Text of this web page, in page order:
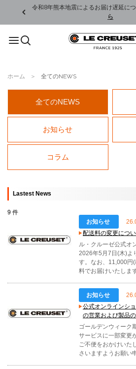
令和8年熊本地震によるお届け遅延に
ら
ホーム 全てのNEWS
全てのNEWS
お知らせ
コラム
Lastest News
9 件
お知らせ
配送料の変更につ
ル・クルーゼ公式オ
2026年5月7日(木)よ
す。なお、11,000円
料でお届けいたします
お知らせ
公式オンラインシ
の営業および製品
ゴールデンウィーク
サービスに一部変更
ご不便をおかけいた
さいますようお願い